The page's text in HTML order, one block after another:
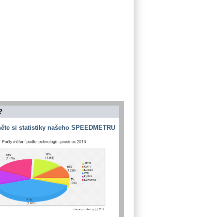
si statistiky našeho SPEEDMETRU